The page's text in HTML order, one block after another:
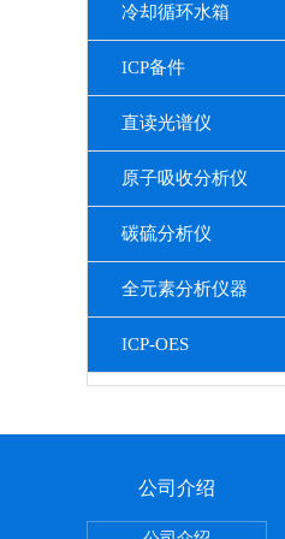
冷却循环水箱
ICP备件
直读光谱仪
原子吸收分析仪
碳硫分析仪
全元素分析仪器
ICP-OES
公司介绍